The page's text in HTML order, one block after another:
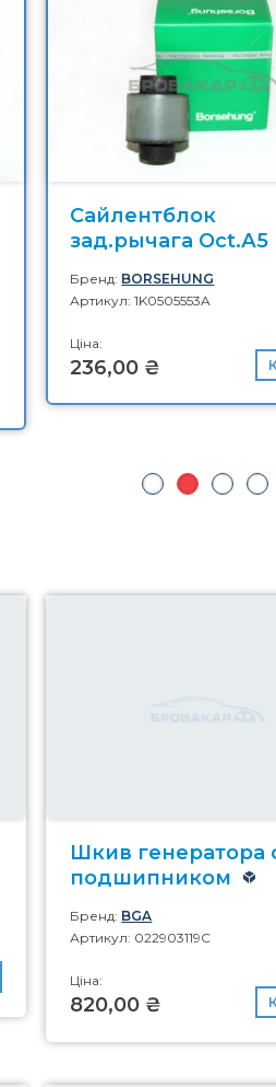
Сайлентблок
зад.рычага Oct.А5
Бренд: BORSEHUNG
Артикул: 1K0505553A
Ціна:
236,00 ₴
Шкив генератора
подшипником
Бренд: BGA
Артикул: 022903119C
Ціна:
820,00 ₴